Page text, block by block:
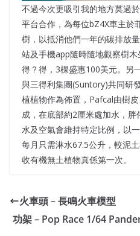
不過今次更吸引我的地方莫過
平台合作，為每位bZ4X車主於
樹，以抵消他們一年的碳排放
站及手機app隨時隨地觀察樹
得？得，3棵盛惠100美元。另
與三得利集團(Suntory)共同研
植植物作為佈置，Pafcal由樹
成，在底部約2厘米處加水，
水及空氣會維持特定比例，以
每月只需淋水67.5公升，較泥
收有機無土植物真係第一次。
火車頭 – 長鳴火車模型
功架 – Pop Race 1/64